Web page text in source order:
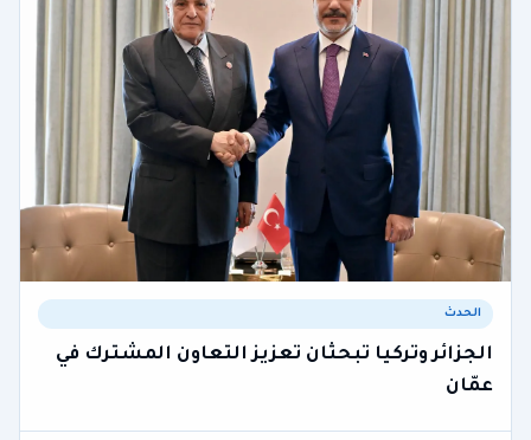
الحدث
الجزائر وتركيا تبحثان تعزيز التعاون المشترك في
عمّان